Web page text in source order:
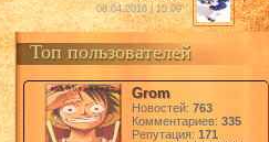
08.04.2016 | 15:09
Топ пользователей
Grom
Новостей: 763
Комментариев: 335
Репутация: 171